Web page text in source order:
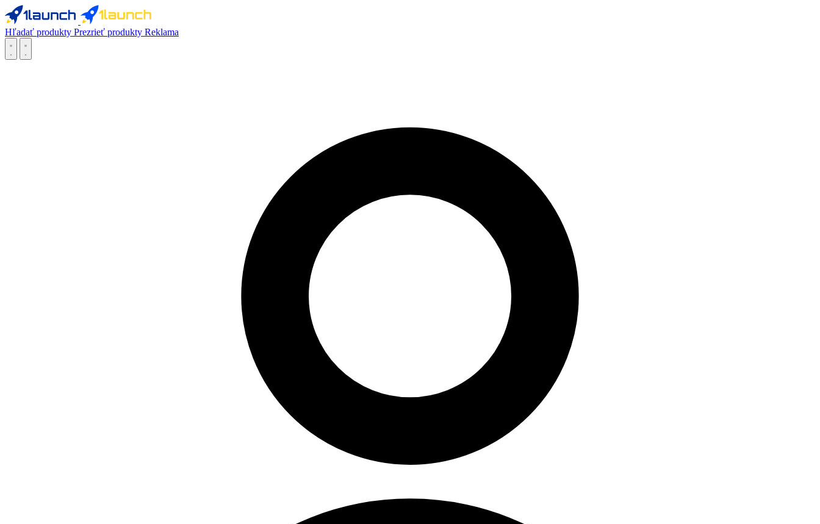
Hľadať produkty Prezrieť produkty Reklama